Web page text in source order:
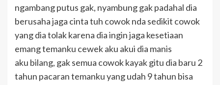
ngambang putus gak, nyambung gak padahal dia
berusaha jaga cinta tuh cowok nda sedikit cowok
yang dia tolak karena dia ingin jaga kesetiaan
emang temanku cewek aku akui dia manis
aku bilang, gak semua cowok kayak gitu dia baru 2
tahun pacaran temanku yang udah 9 tahun bisa